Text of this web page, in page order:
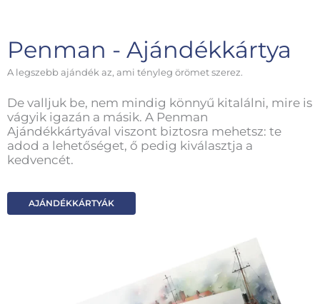
Penman - Ajándékkártya
A legszebb ajándék az, ami tényleg örömet szerez.
De valljuk be, nem mindig könnyű kitalálni, mire is
vágyik igazán a másik. A Penman
Ajándékkártyával viszont biztosra mehetsz: te
adod a lehetőséget, ő pedig kiválasztja a
kedvencét.
AJÁNDÉKKÁRTYÁK